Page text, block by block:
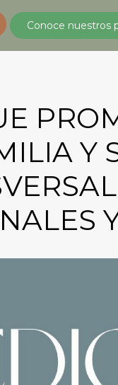
Conoce nuestros
Y